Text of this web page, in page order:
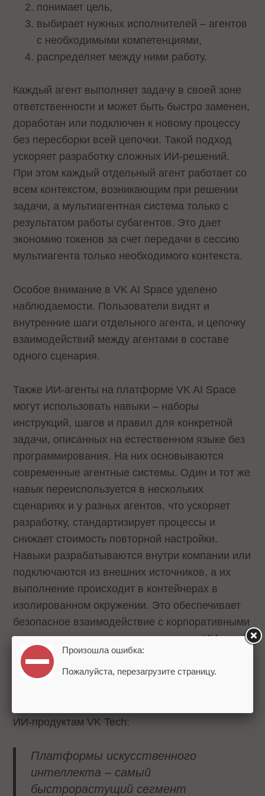
понимает цель,
выбирает нужных исполнителей – агентов
с необходимыми компетенциями,
распределяет между ними работу.
Каждый агент выполняет задачу в своей зоне
ответственности и может быть быстро заменен,
доработан или подключен к новому процессу
без пересборки всей цепочки. Такой подход
ускоряет разработку сложных ИИ-решений.
При этом каждый отдельный агент работает со
всем контекстом, возникающим при решении
задачи, а мультиагентная система только с
результатом работы субагентов. Это дает
экономию токенов за счет передачи в сессию
мультиагента только необходимого контекста.
Особое внимание в VK AI Space уделено
наблюдаемости. Пользователи видят и
внутренние шаги отдельного агента, и цепочку
взаимодействий между агентами в составе
одного сценария.
Также ИИ-агенты на платформе VK AI Space
могут использовать навыки – наборы
инструкций, шагов и правил для конкретной
задачи, описанных на естественном языке без
программирования. На них основываются
современные агентные системы. Один и тот же
навык переиспользуется в нескольких
сценариях и у разных агентов, что ускоряет
разработку, стандартизирует процессы и
снижает стоимость повторной настройки.
Навыки разрабатываются внутри компании или
подключаются из внешних источников, а их
выполнение происходит в контейнерах в
изолированном окружении. Это обеспечивает
безопасное взаимодействие с корпоративными
системами и позволяет делегировать ИИ
выполнение реальных действий без риска для
рабочей ИТ‑инфраструктуры.
ИИ-продуктам VK Tech:
Платформы искусственного
интеллекта – самый
быстрорастущий сегмент
Произошла ошибка:
Пожалуйста, перезагрузите страницу.